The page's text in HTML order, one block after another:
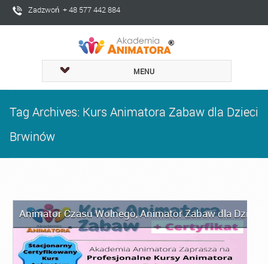
Zadzwoń + 48 577 442 884
MENU
Tag Archives: Kurs Animatora Zabaw dla Dzieci
Brwinów
Animator Czasu Wolnego,Animator Zabaw dla Dzieci